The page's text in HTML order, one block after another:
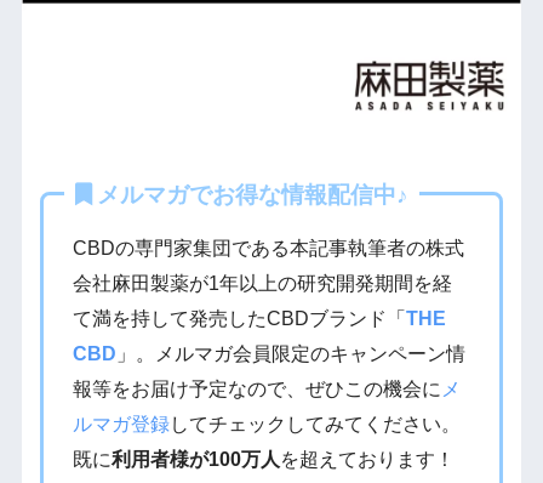
メルマガでお得な情報配信中♪
CBDの専門家集団である本記事執筆者の株式
会社麻田製薬が1年以上の研究開発期間を経
て満を持して発売したCBDブランド「 THE
CBD 」。メルマガ会員限定のキャンペーン情
報等をお届け予定なので、ぜひこの機会に メ
ルマガ登録してチェックしてみてください。
既に利用者様が100万人 を超えております！